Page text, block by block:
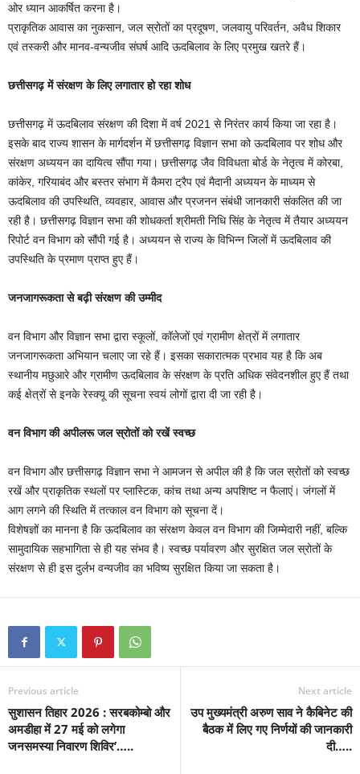
ओर ध्यान आकर्षित करना है।
प्राकृतिक आवास का नुकसान, जल स्रोतों का प्रदूषण, जलवायु परिवर्तन, अवैध शिकार
एवं तस्करी और मानव-वन्यजीव संघर्ष आदि ऊदबिलाव के लिए प्रमुख खतरे हैं।
छत्तीसगढ़ में संरक्षण के लिए लगातार हो रहा शोध
छत्तीसगढ़ में ऊदबिलाव संरक्षण की दिशा में वर्ष 2021 से निरंतर कार्य किया जा रहा है।
इसके बाद राज्य शासन के मार्गदर्शन में छत्तीसगढ़ विज्ञान सभा को ऊदबिलाव पर शोध और
संरक्षण अध्ययन का दायित्व सौंपा गया। छत्तीसगढ़ जैव विविधता बोर्ड के नेतृत्व में कोरबा,
कांकेर, गरियाबंद और बस्तर संभाग में कैमरा ट्रैप एवं मैदानी अध्ययन के माध्यम से
ऊदबिलाव की उपस्थिति, व्यवहार, आवास और प्रजनन संबंधी जानकारी संकलित की जा
रही है। छत्तीसगढ़ विज्ञान सभा की शोधकर्ता श्रीमती निधि सिंह के नेतृत्व में तैयार अध्ययन
रिपोर्ट वन विभाग को सौंपी गई है। अध्ययन से राज्य के विभिन्न जिलों में ऊदबिलाव की
उपस्थिति के प्रमाण प्राप्त हुए हैं।
जनजागरूकता से बढ़ी संरक्षण की उम्मीद
वन विभाग और विज्ञान सभा द्वारा स्कूलों, कॉलेजों एवं ग्रामीण क्षेत्रों में लगातार
जनजागरूकता अभियान चलाए जा रहे हैं। इसका सकारात्मक प्रभाव यह है कि अब
स्थानीय मछुआरे और ग्रामीण ऊदबिलाव के संरक्षण के प्रति अधिक संवेदनशील हुए हैं तथा
कई क्षेत्रों से इनके रेस्क्यू की सूचना स्वयं लोगों द्वारा दी जा रही है।
वन विभाग की अपीलरू जल स्रोतों को रखें स्वच्छ
वन विभाग और छत्तीसगढ़ विज्ञान सभा ने आमजन से अपील की है कि जल स्रोतों को स्वच्छ
रखें और प्राकृतिक स्थलों पर प्लास्टिक, कांच तथा अन्य अपशिष्ट न फैलाएं। जंगलों में
आग लगने की स्थिति में तत्काल वन विभाग को सूचना दें।
विशेषज्ञों का मानना है कि ऊदबिलाव का संरक्षण केवल वन विभाग की जिम्मेदारी नहीं, बल्कि
सामुदायिक सहभागिता से ही यह संभव है। स्वच्छ पर्यावरण और सुरक्षित जल स्रोतों के
संरक्षण से ही इस दुर्लभ वन्यजीव का भविष्य सुरक्षित किया जा सकता है।
Previous article
सुशासन तिहार 2026 : सरबकोम्बो और
अमडीहा में 27 मई को लगेगा
जनसमस्या निवारण शिविर’…..
Next article
उप मुख्यमंत्री अरुण साव ने कैबिनेट की
बैठक में लिए गए निर्णयों की जानकारी
दी…..